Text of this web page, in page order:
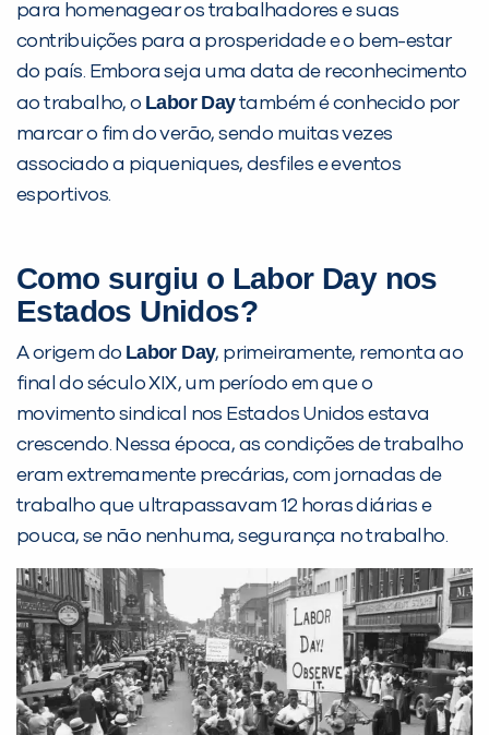
para homenagear os trabalhadores e suas
contribuições para a prosperidade e o bem-estar
do país. Embora seja uma data de reconhecimento
ao trabalho, o Labor Daytambém é conhecido por
marcar o fim do verão, sendo muitas vezes
associado a piqueniques, desfiles e eventos
esportivos.
Como surgiu o Labor Day nos
Estados Unidos?
A origem do Labor Day, primeiramente, remonta ao
final do século XIX, um período em que o
movimento sindical nos Estados Unidos estava
crescendo. Nessa época, as condições de trabalho
eram extremamente precárias, com jornadas de
trabalho que ultrapassavam 12 horas diárias e
pouca, se não nenhuma, segurança no trabalho.
com a
Você é aluno inFlux?
Sim Não
VOLTAR